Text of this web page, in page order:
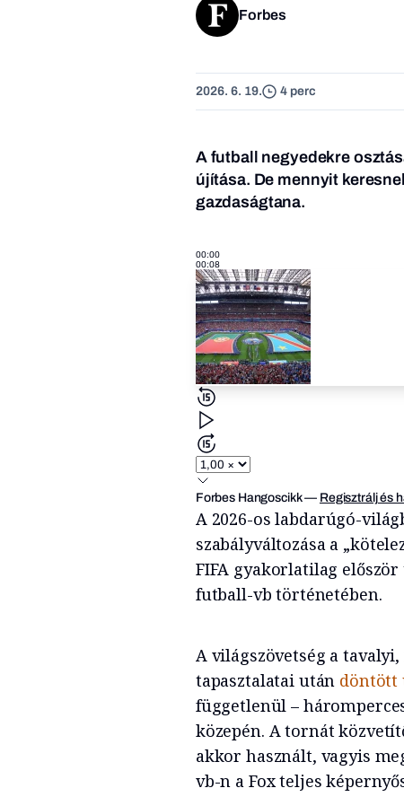
Forbes
2026. 6. 19. 4 perc
A futball negyedekre
újítása. De mennyit
gazdaságtana.
00:00
00:08
Forbes Hangoscikk— Regisztrálj és
A 2026-os labdarúgó-
szabályváltozása a
FIFA gyakorlatilag
futball-vb történetében.
A világszövetség a
tapasztalatai után döntött
függetlenül –
közepén. A tornát
akkor használt, vagyis
vb-n a Fox teljes